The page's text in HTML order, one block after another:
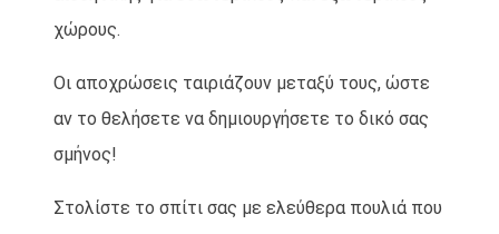
χώρους.
Οι αποχρώσεις ταιριάζουν μεταξύ τους, ώστε
αν το θελήσετε να δημιουργήσετε το δικό σας
σμήνος!
Στολίστε το σπίτι σας με ελεύθερα πουλιά που